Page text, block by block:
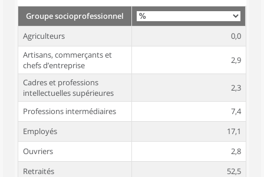
Groupe socioprofessionnel
Agriculteurs
0,0
Artisans, commerçants et
chefs d’entreprise
2,9
Cadres et professions
intellectuelles supérieures
2,3
Professions intermédiaires
7,4
Employés
17,1
Ouvriers
2,8
Retraités
52,5